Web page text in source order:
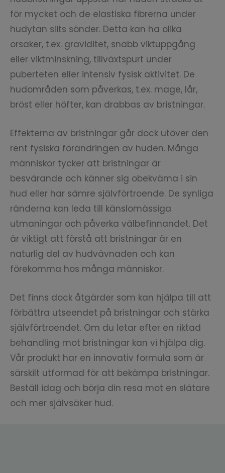
för mycket och de elastiska fibrerna under
hudytan slits sönder. Detta kan ha olika
orsaker, t.ex. graviditet, snabb viktuppgång
eller viktminskning, tillväxtspurt under
puberteten eller intensiv fysisk aktivitet. De
hudområden som påverkas, t.ex. mage, lår,
bröst eller höfter, kan drabbas av bristningar.
Effekterna av bristningar går dock utöver den
rent fysiska förändringen av huden. Många
människor tycker att bristningar är
besvärande och känner sig obekväma i sin
hud eller har sämre självförtroende. De synliga
ränderna kan leda till känslomässiga
utmaningar och påverka välbefinnandet. Det
är viktigt att förstå att bristningar är en
naturlig del av hudvävnaden och kan
förekomma hos många människor.
Det finns dock åtgärder som kan hjälpa till att
förbättra utseendet på bristningar och stärka
självförtroendet. Om du letar efter en riktad
behandling mot bristningar kan vi hjälpa dig.
Vår produkt har en innovativ formula som är
särskilt utformad för att bekämpa bristningar.
Beställ idag och börja din resa mot en slätare
och mer självsäker hud.